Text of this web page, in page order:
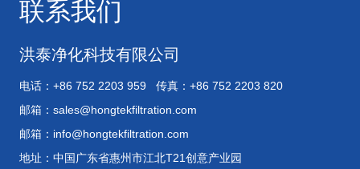
联系我们
洪泰净化科技有限公司
电话：+86 752 2203 959 传真：+86 752 2203 820
邮箱： sales@hongtekfiltration.com
邮箱： info@hongtekfiltration.com
地址：中国广东省惠州市江北T21创意产业园